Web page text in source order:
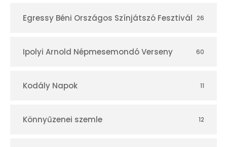
Egressy Béni Országos Színjátszó Fesztivál 26
Ipolyi Arnold Népmesemondó Verseny 60
Kodály Napok 11
Könnyűzenei szemle 12